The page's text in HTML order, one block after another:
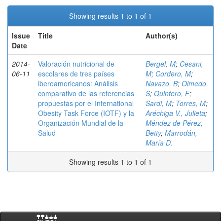
Showing results 1 to 1 of 1
Issue
Date
Title Author(s)
2014-
06-11
Valoración nutricional de
escolares de tres países
iberoamericanos: Análisis
comparativo de las referencias
propuestas por el International
Obesity Task Force (IOTF) y la
Organización Mundial de la
Salud
Bergel, M; Cesani,
M; Cordero, M;
Navazo, B; Olmedo,
S; Quintero, F;
Sardi, M; Torres, M;
Aréchiga V., Julieta;
Méndez de Pérez,
Betty; Marrodán,
María D.
Showing results 1 to 1 of 1